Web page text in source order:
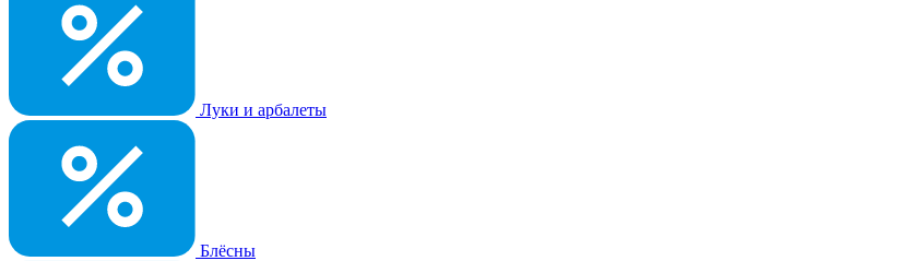
Луки и арбалеты
Блёсны